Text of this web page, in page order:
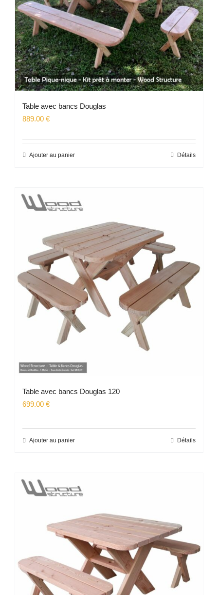
Table avec bancs Douglas
889.00 €
Ajouter au panier Détails
Table avec bancs Douglas 120
699.00 €
Ajouter au panier Détails